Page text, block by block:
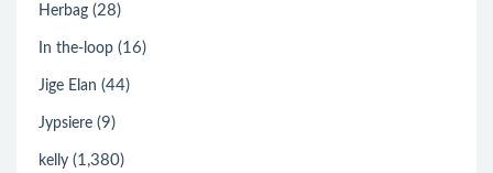
Herbag (28)
In the-loop (16)
Jige Elan (44)
Jypsiere (9)
kelly (1,380)